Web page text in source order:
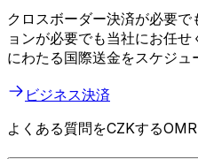
クロスボーダー決済が必要
ョンが必要でも当社にお任
にわたる国際送金をスケジュ
ビジネス決済
よくある質問をCZKするOMR